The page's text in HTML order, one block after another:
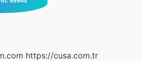
https://cusa.com.tr